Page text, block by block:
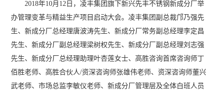
2018年10月12日，凌丰集团旗下新兴先丰不锈钢新成分厂举
办管理变革与精益生产项目启动大会。凌丰集团副总裁邝乃强先
生、新成分厂总经理唐波涛先生、新成分厂常务副总经理李定昌
先生、新成分厂副总经理梁树权先生、新成分厂副总经理刘志强
先生、新成分厂总经理助理叶杏莲女士、高胜咨询首席咨询师丁
佰胜老师、高胜合伙人/资深咨询师张雄伟老师、资深咨询师董兴
武老师、市场总监李敏仪老师、新成分厂管理层及全体白班人员